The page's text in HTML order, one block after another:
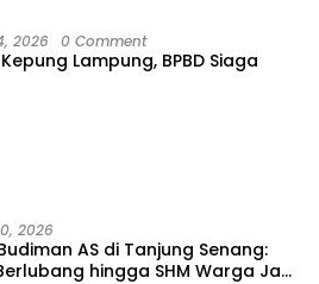
2026 0 Comment
Lampung, BPBD Siaga
2026
AS di Tanjung Senang:
hingga SHM Warga Jadi